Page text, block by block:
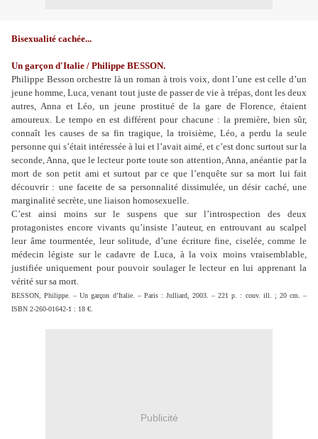
Bisexualité cachée...
Un garçon d'Italie / Philippe BESSON.
Philippe Besson orchestre là un roman à trois voix, dont l’une est celle d’un
jeune homme, Luca, venant tout juste de passer de vie à trépas, dont les deux
autres, Anna et Léo, un jeune prostitué de la gare de Florence, étaient
amoureux. Le tempo en est différent pour chacune : la première, bien sûr,
connaît les causes de sa fin tragique, la troisième, Léo, a perdu la seule
personne qui s’était intéressée à lui et l’avait aimé, et c’est donc surtout sur la
seconde, Anna, que le lecteur porte toute son attention, Anna, anéantie par la
mort de son petit ami et surtout par ce que l’enquête sur sa mort lui fait
découvrir : une facette de sa personnalité dissimulée, un désir caché, une
marginalité secrète, une liaison homosexuelle.
C’est ainsi moins sur le suspens que sur l’introspection des deux
protagonistes encore vivants qu’insiste l’auteur, en entrouvant au scalpel
leur âme tourmentée, leur solitude, d’une écriture fine, ciselée, comme le
médecin légiste sur le cadavre de Luca, à la voix moins vraisemblable,
justifiée uniquement pour pouvoir soulager le lecteur en lui apprenant la
vérité sur sa mort.
BESSON, Philippe. – Un garçon d’Italie. – Paris : Julliard, 2003. – 221 p. : couv. ill. ; 20 cm. –
ISBN 2-260-01642-1 : 18 €.
Publicité